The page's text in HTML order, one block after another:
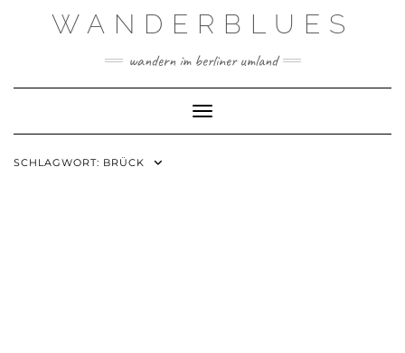
WANDERBLUES
wandern im berliner umland
Toggle Navigation
SCHLAGWORT: BRÜCK